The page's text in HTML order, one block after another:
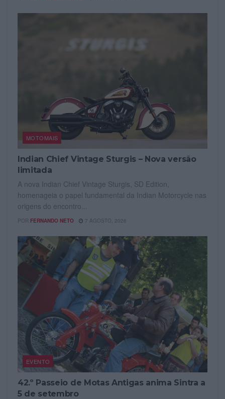
MOTOMAIS
Indian Chief Vintage Sturgis – Nova versão
limitada
A nova Indian Chief Vintage Sturgis, SD Edition,
homenageia o papel fundamental da Indian Motorcycle nas
origens do encontro...
POR FERNANDO NETO 7 AGOSTO, 2026
EVENTO
42.º Passeio de Motas Antigas anima Sintra a
5 de setembro